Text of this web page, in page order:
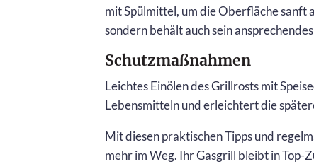
mit Spülmittel, um die Oberfläche sanft
sondern behält auch sein
Schutzmaßnahmen
Leichtes Einölen des Grillrosts mit
Lebensmitteln und erleichtert die
Mit diesen praktischen Tipps und
mehr im Weg. Ihr Gasgrill bleibt in